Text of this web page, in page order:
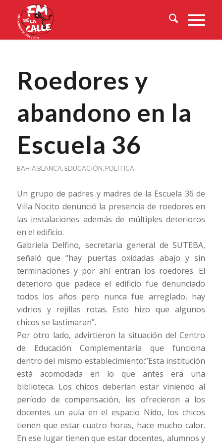
Roedores y
abandono en la
Escuela 36
BAHIA BLANCA, EDUCACIÓN, POLÍTICA
Un grupo de padres y madres de la Escuela 36 de
Villa Nocito denunció la presencia de roedores en
las instalaciones además de múltiples deterioros
en el edificio.
Gabriela Delfino, secretaria general de SUTEBA,
señaló que “hay puertas oxidadas abajo y sin
terminaciones y por ahí entran los roedores. El
deterioro que padece el edificio fue denunciado
todos los años pero nunca fue arreglado, hay
vidrios y rejillas rotas. Esto hizo que algunos
chicos se lastimaran”.
Por otro lado, advirtieron la situación del Centro
de Educación Complementaria que funciona
dentro del mismo establecimiento:”Esta institución
está acomodada en lo que antes era una
biblioteca. Los chicos deberían estar viniendo al
período de compensación, les ofrecieron a los
docentes un aula en el espacio Nido, los chicos
tienen que estar cuatro horas, hace mucho calor.
En ese lugar tienen que estar docentes, alumnos y